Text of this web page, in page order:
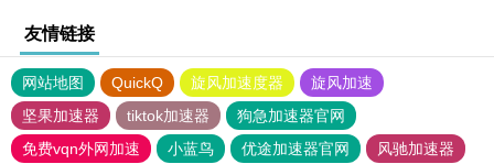
友情链接
网站地图 QuickQ 旋风加速度器
旋风加速
坚果加速器
tiktok加速器
狗急加速器官网
免费vqn外网加速
小蓝鸟 优途加速器官网
风驰加速器